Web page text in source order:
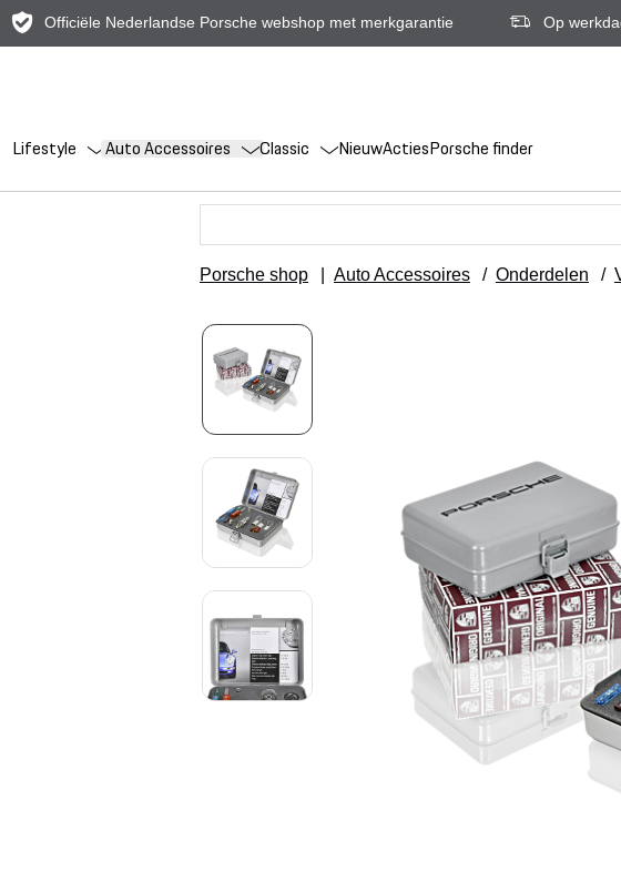
Officiële Nederlandse Porsche webshop met merkgarantie Op
Lifestyle Auto Accessoires Classic NieuwActiesPorsche finder
Porsche shop Auto Accessoires / Onderdelen /